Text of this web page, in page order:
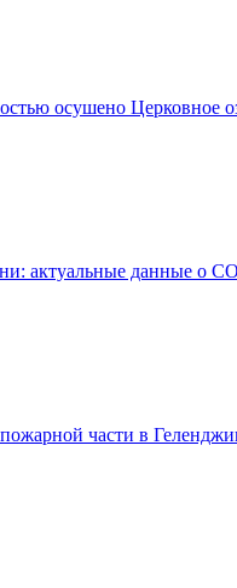
осушено Церковное
актуальные данные о
части в